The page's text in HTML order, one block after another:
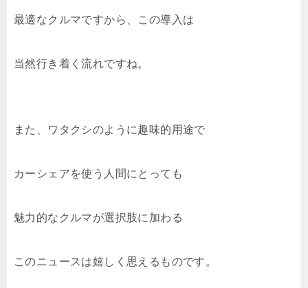
最適なクルマですから、この導入は
当然行き着く流れですね。
また、ワタクシのように趣味的用途で
カーシェアを使う人間にとっても
魅力的なクルマが選択肢に加わる
このニュースは嬉しく思えるものです。